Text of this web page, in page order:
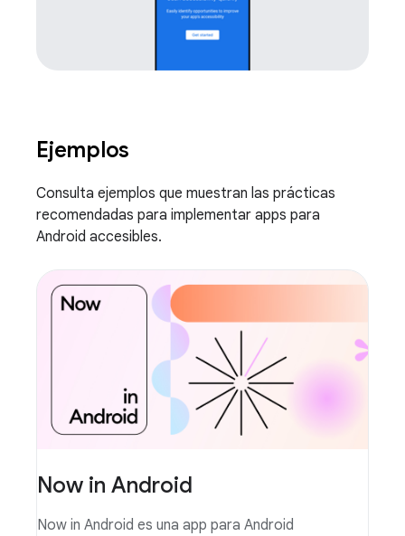
Ejemplos
Consulta ejemplos que muestran las prácticas
recomendadas para implementar apps para
Android accesibles.
Now in Android
Now in Android es una app para Android